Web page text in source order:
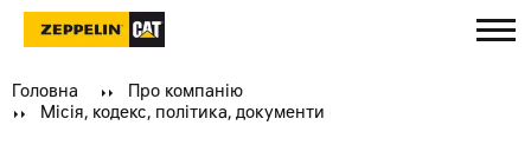
Головна
Про компанію
Місія, кодекс, політика, документи